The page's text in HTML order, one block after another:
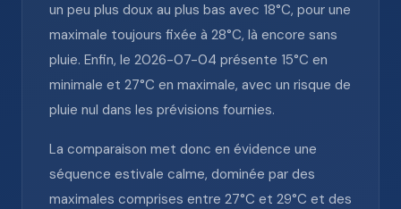
un peu plus doux au plus bas avec 18°C, pour une
maximale toujours fixée à 28°C, là encore sans
pluie. Enfin, le 2026-07-04 présente 15°C en
minimale et 27°C en maximale, avec un risque de
pluie nul dans les prévisions fournies.
La comparaison met donc en évidence une
séquence estivale calme, dominée par des
maximales comprises entre 27°C et 29°C et des